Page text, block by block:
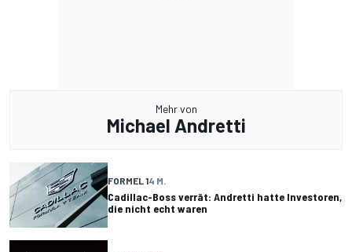
Mehr von
Michael Andretti
FORMEL 14 M.
Cadillac-Boss verrät: Andretti hatte Investoren,
die nicht echt waren